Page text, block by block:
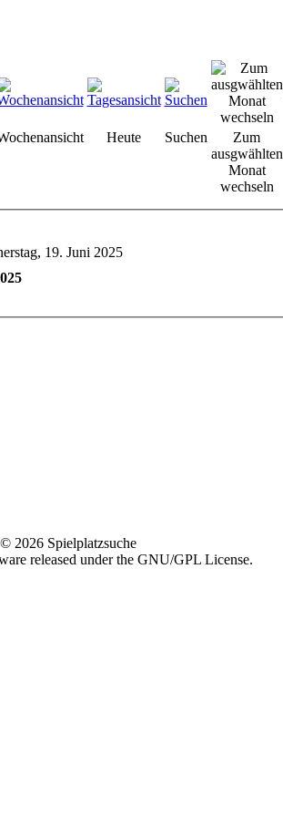
Heute Suchen
Zum
ausgwählten
Monat
wechseln
19. Juni 2025
© 2026 Spielplatzsuche
released under the GNU/GPL License.